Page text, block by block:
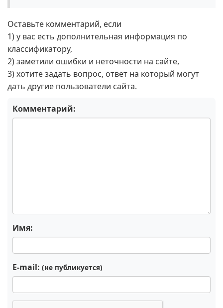
Оставьте комментарий, если
1) у вас есть дополнительная информация по
классификатору,
2) заметили ошибки и неточности на сайте,
3) хотите задать вопрос, ответ на который могут
дать другие пользователи сайта.
Комментарий:
Имя:
E-mail: (не публикуется)